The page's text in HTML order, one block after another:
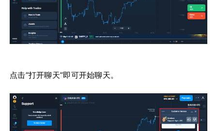
点击“打开聊天”即可开始聊天。